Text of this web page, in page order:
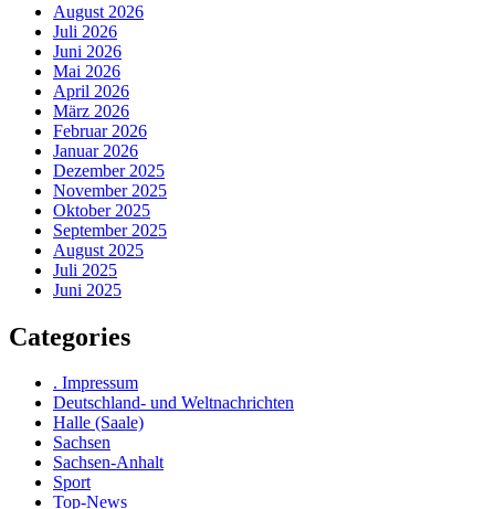
August 2026
Juli 2026
Juni 2026
Mai 2026
April 2026
März 2026
Februar 2026
Januar 2026
Dezember 2025
November 2025
Oktober 2025
September 2025
August 2025
Juli 2025
Juni 2025
Categories
. Impressum
Deutschland- und Weltnachrichten
Halle (Saale)
Sachsen
Sachsen-Anhalt
Sport
Top-News